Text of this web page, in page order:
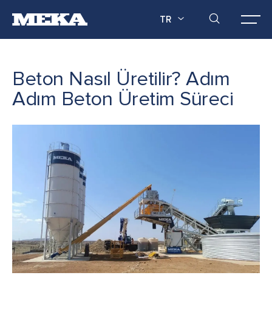
TR
Beton Nasıl Üretilir? Adım
Adım Beton Üretim Süreci